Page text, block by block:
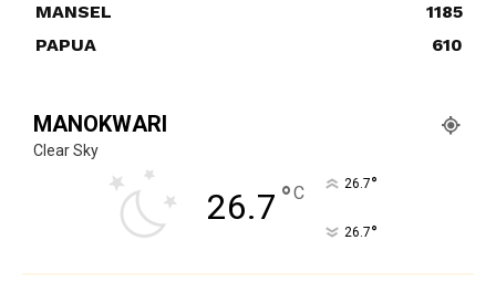
MANSEL
1185
PAPUA
610
MANOKWARI
Clear Sky
26.7 °C 26.7°
26.7°